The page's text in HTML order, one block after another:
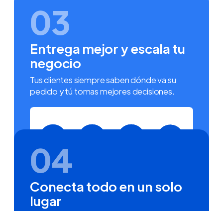
03
Entrega mejor y escala tu
negocio
Tus clientes siempre saben dónde va su
pedido y tú tomas mejores decisiones.
04
Conecta todo en un solo
lugar